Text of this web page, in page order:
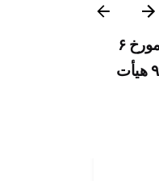
صورتجلسه مورخ ۶
اردیبهشت ۹۹ هیأت